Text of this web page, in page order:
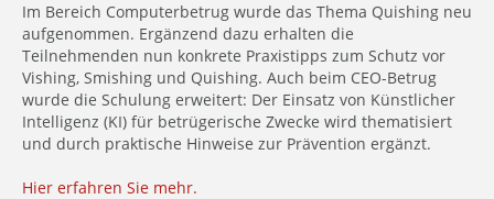
Im Bereich Computerbetrug wurde das Thema Quishing neu
aufgenommen. Ergänzend dazu erhalten die
Teilnehmenden nun konkrete Praxistipps zum Schutz vor
Vishing, Smishing und Quishing. Auch beim CEO-Betrug
wurde die Schulung erweitert: Der Einsatz von Künstlicher
Intelligenz (KI) für betrügerische Zwecke wird thematisiert
und durch praktische Hinweise zur Prävention ergänzt.
Hier erfahren Sie mehr.